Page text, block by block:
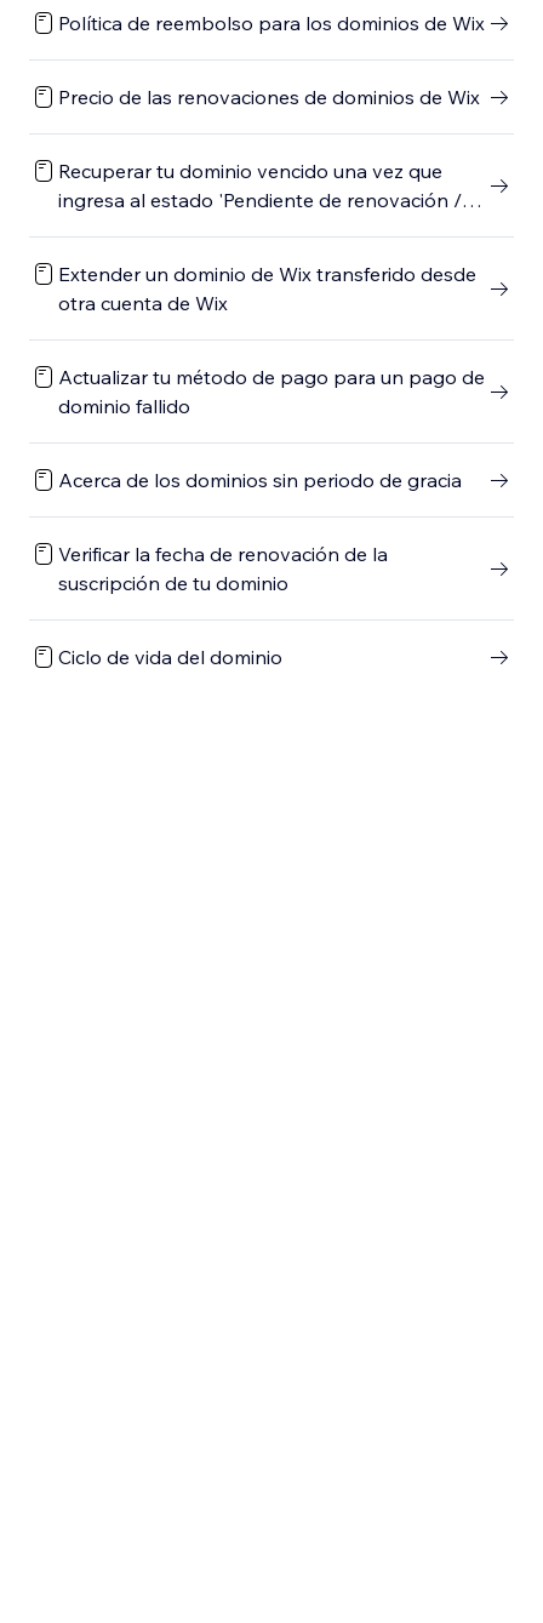
Política de reembolso para los dominios de Wix
Precio de las renovaciones de dominios de Wix
Recuperar tu dominio vencido una vez que
ingresa al estado 'Pendiente de renovación /
Extender un dominio de Wix transferido desde
otra cuenta de Wix
Actualizar tu método de pago para un pago de
dominio fallido
Acerca de los dominios sin periodo de gracia
Verificar la fecha de renovación de la
suscripción de tu dominio
Ciclo de vida del dominio